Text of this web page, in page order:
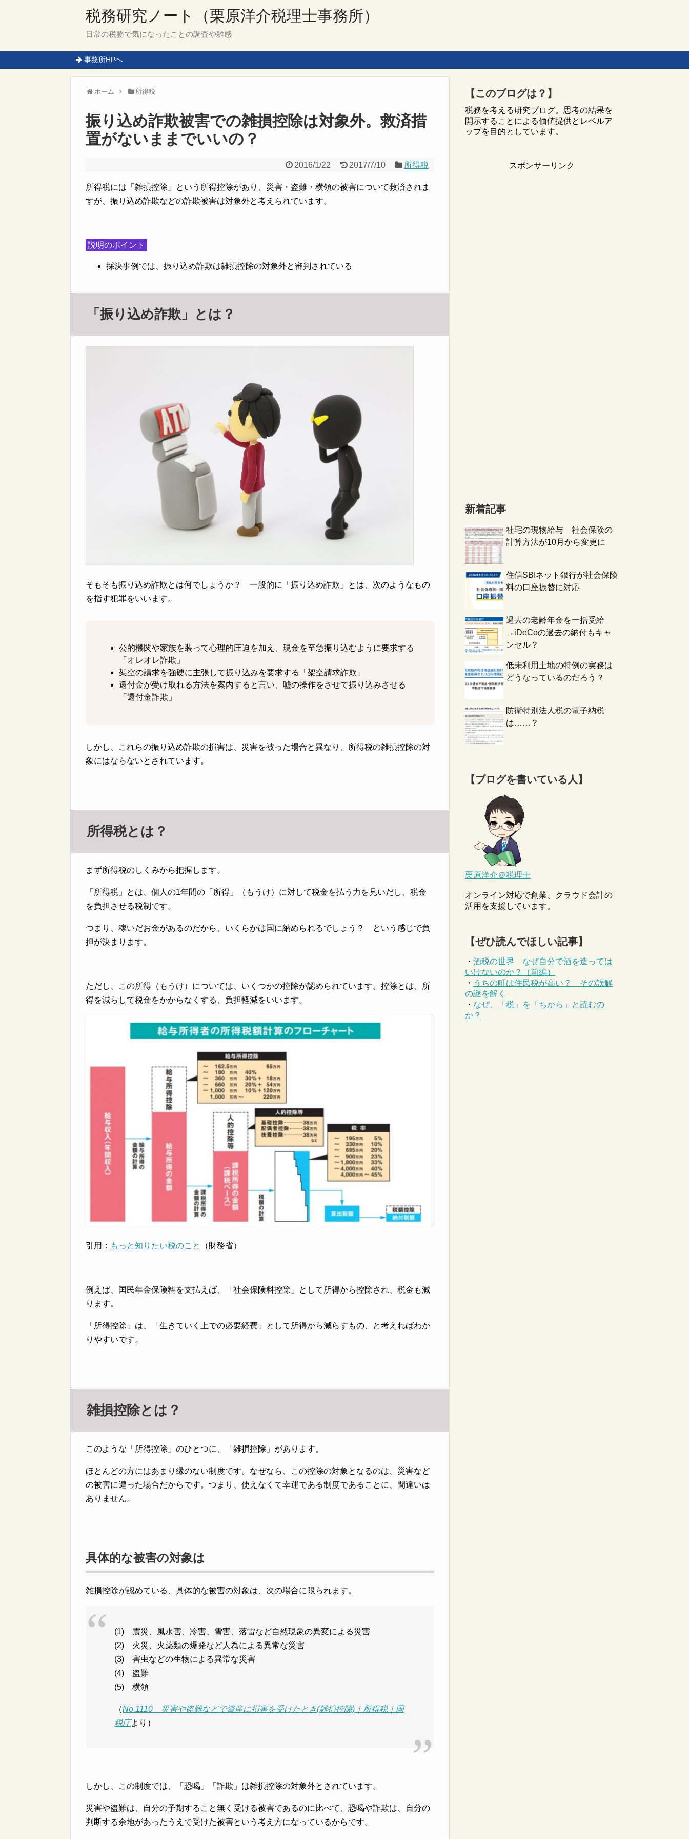
税務研究ノート（栗原洋介税理士事務所）
日常の税務で気になったことの調査や雑感
事務所HPへ
ホーム 所得税
振り込め詐欺被害での雑損控除は対象外。救済措
置がないままでいいの？
2016/1/22 2017/7/10 所得税
所得税には「雑損控除」という所得控除があり、災害・盗難・横領の被害について救済されま
すが、振り込め詐欺などの詐欺被害は対象外と考えられています。
説明のポイント
採決事例では、振り込め詐欺は雑損控除の対象外と審判されている
「振り込め詐欺」とは？
そもそも振り込め詐欺とは何でしょうか？ 一般的に「振り込め詐欺」とは、次のようなもの
を指す犯罪をいいます。
公的機関や家族を装って心理的圧迫を加え、現金を至急振り込むように要求する
「オレオレ詐欺」
架空の請求を強硬に主張して振り込みを要求する「架空請求詐欺」
還付金が受け取れる方法を案内すると言い、嘘の操作をさせて振り込みさせる
「還付金詐欺」
しかし、これらの振り込め詐欺の損害は、災害を被った場合と異なり、所得税の雑損控除の対
象にはならないとされています。
所得税とは？
まず所得税のしくみから把握します。
「所得税」とは、個人の1年間の「所得」（もうけ）に対して税金を払う力を見いだし、税金
を負担させる税制です。
つまり、稼いだお金があるのだから、いくらかは国に納められるでしょう？ という感じで負
担が決まります。
ただし、この所得（もうけ）については、いくつかの控除が認められています。控除とは、所
得を減らして税金をかからなくする、負担軽減をいいます。
引用： もっと知りたい税のこと （財務省）
例えば、国民年金保険料を支払えば、「社会保険料控除」として所得から控除され、税金も減
ります。
「所得控除」は、「生きていく上での必要経費」として所得から減らすもの、と考えればわか
りやすいです。
雑損控除とは？
このような「所得控除」のひとつに、「雑損控除」があります。
ほとんどの方にはあまり縁のない制度です。なぜなら、この控除の対象となるのは、災害など
の被害に遭った場合だからです。つまり、使えなくて幸運である制度であることに、間違いは
ありません。
具体的な被害の対象は
雑損控除が認めている、具体的な被害の対象は、次の場合に限られます。
(1) 震災、風水害、冷害、雪害、落雷など自然現象の異変による災害
(2) 火災、火薬類の爆発など人為による異常な災害
(3) 害虫などの生物による異常な災害
(4) 盗難
(5) 横領
（No.1110 災害や盗難などで資産に損害を受けたとき(雑損控除)｜所得税｜国
税庁より）
しかし、この制度では、「恐喝」「詐欺」は雑損控除の対象外とされています。
災害や盗難は、自分の予期すること無く受ける被害であるのに比べて、恐喝や詐欺は、自分の
判断する余地があったうえで受けた被害という考え方になっているからです。
【このブログは？】
税務を考える研究ブログ。思考の結果を
開示することによる価値提供とレベルア
ップを目的としています。
スポンサーリンク
新着記事
社宅の現物給与 社会保険の
計算方法が10月から変更に
住信SBIネット銀行が社会保険
料の口座振替に対応
過去の老齢年金を一括受給
→iDeCoの過去の納付もキャ
ンセル？
低未利用土地の特例の実務は
どうなっているのだろう？
防衛特別法人税の電子納税
は……？
【ブログを書いている人】
栗原洋介＠税理士
オンライン対応で創業、クラウド会計の
活用を支援しています。
【ぜひ読んでほしい記事】
・ 酒税の世界 なぜ自分で酒を造っては
いけないのか？（前編）
・ うちの町は住民税が高い？ その誤解
の謎を解く
・ なぜ、「税」を「ちから」と読むの
か？